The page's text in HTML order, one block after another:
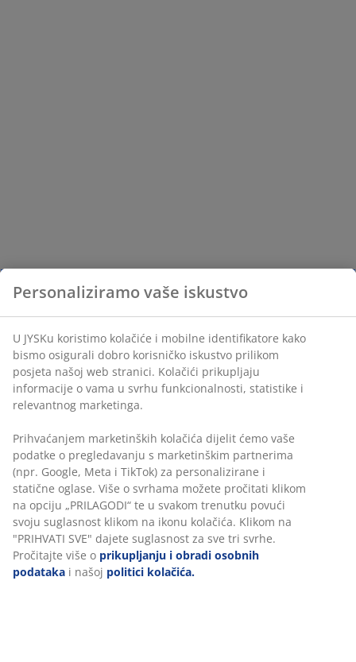
Personaliziramo vaše iskustvo
U JYSKu koristimo kolačiće i mobilne identifikatore kako
bismo osigurali dobro korisničko iskustvo prilikom
posjeta našoj web stranici. Kolačići prikupljaju
informacije o vama u svrhu funkcionalnosti, statistike i
relevantnog marketinga.
Prihvaćanjem marketinških kolačića dijelit ćemo vaše
podatke o pregledavanju s marketinškim partnerima
(npr. Google, Meta i TikTok) za personalizirane i
statične oglase. Više o svrhama možete pročitati klikom
na opciju „PRILAGODI“ te u svakom trenutku povući
svoju suglasnost klikom na ikonu kolačića. Klikom na
"PRIHVATI SVE" dajete suglasnost za sve tri svrhe.
Pročitajte više o prikupljanju i obradi osobnih
podataka i našoj politici kolačića.